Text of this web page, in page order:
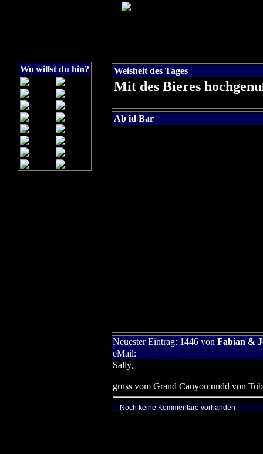
Wo willst du hin? Weisheit des Tages
Mit des Bieres
Ab id Bar
Neuester Eintrag: 1446 von Fabian &
eMail:
Sally,
gruss vom Grand Canyon undd von
| Noch keine Kommentare vorhanden |